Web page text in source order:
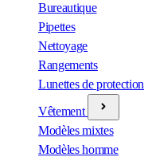
Bureautique
Pipettes
Nettoyage
Rangements
Lunettes de protection
Vêtement
Modèles mixtes
Modèles homme